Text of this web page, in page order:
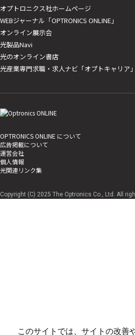
このサイトでは、サイトの改善
オプトロニクス社ホームページ
WEBジャーナル「OPTRONICS ONLINE」
オンライン展示会
光製品Navi
光のオンライン書店
光産業専門求職・求人ナビ「オプトキャリア」
OPTRONICS ONLINE について
広告掲載について
運営会社
個人情報
光関連リンク集
Copyright (C) 2025 The Optronics Co., Ltd. All